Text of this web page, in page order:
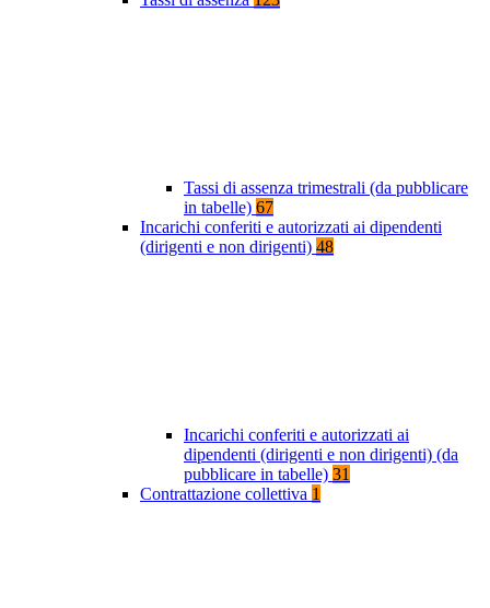
Tassi di assenza trimestrali (da pubblicare
in tabelle) 67
Incarichi conferiti e autorizzati ai dipendenti
(dirigenti e non dirigenti) 48
Incarichi conferiti e autorizzati ai
dipendenti (dirigenti e non dirigenti) (da
pubblicare in tabelle) 31
Contrattazione collettiva 1